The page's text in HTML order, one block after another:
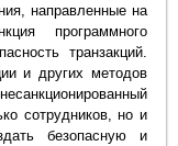
направленные на
программного
транзакций.
и других методов
сотрудников, но и
безопасную и